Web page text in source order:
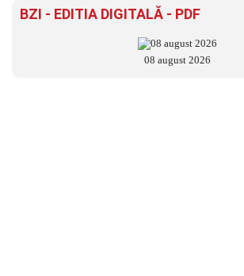
BZI - EDITIA DIGITALĂ - PDF
08 august 2026